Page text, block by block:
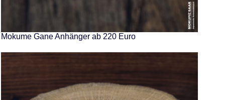
Mokume Gane Anhänger ab 220 Euro